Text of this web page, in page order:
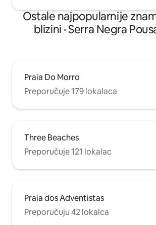
Ostale najpopularnije
blizini · Serra Negra
Praia Do Morro
Preporučuje 179 lokalaca
Three Beaches
Preporučuje 121 lokalac
Praia dos Adventistas
Preporučuju 42 lokalca